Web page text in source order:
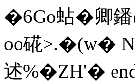
�6Go蛅�卿鐇
oo硴>.�(w�
述%�ZH'�